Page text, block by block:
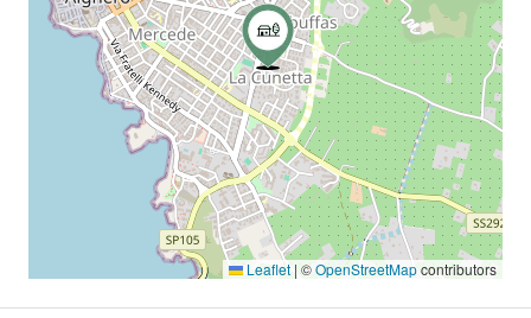
Leaflet | ©OpenStreetMapcontributors